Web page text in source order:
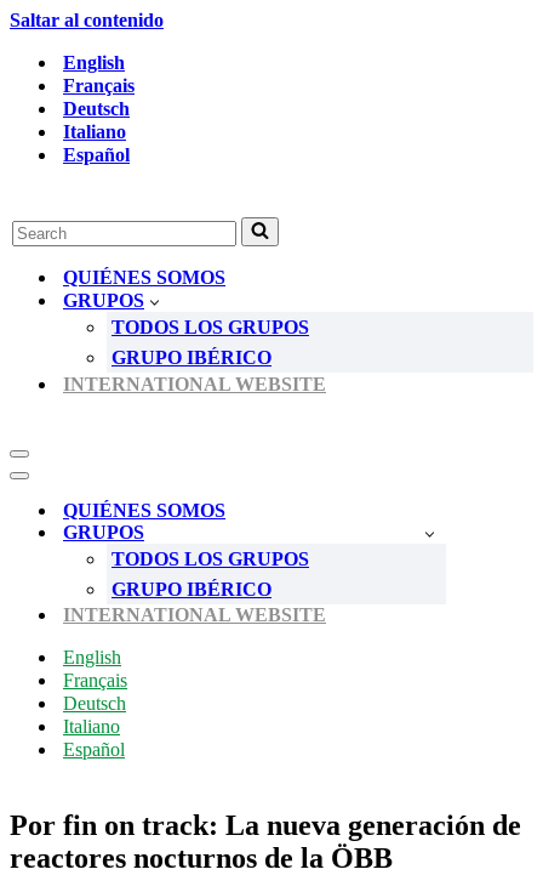
Saltar al contenido
English
Français
Deutsch
Italiano
Español
Buscar...
QUIÉNES SOMOS
GRUPOS
TODOS LOS GRUPOS
GRUPO IBÉRICO
INTERNATIONAL WEBSITE
Menú
de
Menú
navegaciónQUIÉNES SOMOS
GRUPOS
TODOS LOS GRUPOS
GRUPO IBÉRICO
INTERNATIONAL WEBSITE
English
Français
Deutsch
Italiano
Español
Por fin on track: La nueva generación de
reactores nocturnos de la ÖBB